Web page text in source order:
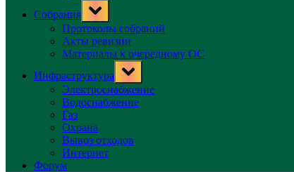
Собрания
Toggle
sub-
menu
Протоколы собраний
Акты ревизии
Материалы к очередному ОС
Инфраструктура
Toggle
sub-
menu
Электроснабжение
Водоснабжение
Газ
Охрана
Вывоз отходов
Интернет
Форум